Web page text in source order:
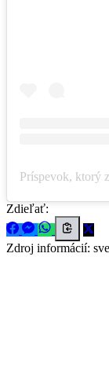
Zdieľať:
Zdroj informácií: